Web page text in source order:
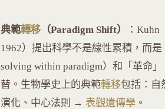
典範轉移 （Paradigm Shift）
：Kuhn
1962）提出科學不是線性累積，而
solving within paradigm）和「革命
替。生物學史上的典範轉移包括：自
演化、中心法則 → 表觀遺傳學 。